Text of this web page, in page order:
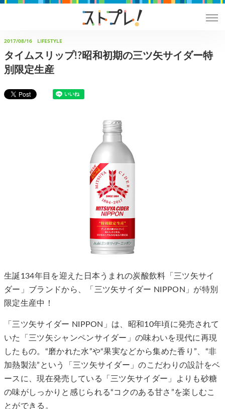
2017/08/16 LIFESTYLE
タイムスリップ!?昭和初期の三ツ矢サイダー特
別限定生産
生誕134年目を迎えた日本うまれの炭酸飲料「三ツ矢サイ
ダー」ブランドから、「三ツ矢サイダー NIPPON」が特別
限定生産中！
「三ツ矢サイダー NIPPON」は、昭和10年頃に発売されて
いた「三ツ矢シャンペンサイダー」の味わいを現代に再現
したもの。“磨かれた水”や“果実などから集めた香り”、“非
加熱製法”という「三ツ矢サイダー」のこだわりの設計をベ
ースに、現在発売している「三ツ矢サイダー」よりも砂糖
の味がしっかりと感じられる“コクのある甘さ”を楽しむこ
とができる。